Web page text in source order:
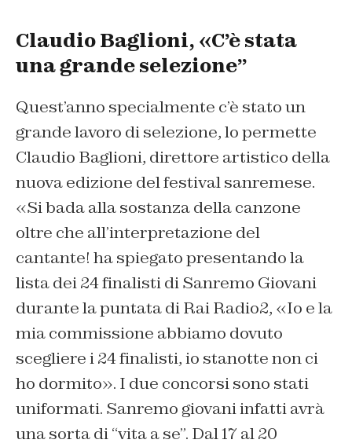
Claudio Baglioni, «C’è stata
una grande selezione”
Quest’anno specialmente c’è stato un
grande lavoro di selezione, lo permette
Claudio Baglioni, direttore artistico della
nuova edizione del festival sanremese.
«Si bada alla sostanza della canzone
oltre che all’interpretazione del
cantante! ha spiegato presentando la
lista dei 24 finalisti di Sanremo Giovani
durante la puntata di Rai Radio2, «Io e la
mia commissione abbiamo dovuto
scegliere i 24 finalisti, io stanotte non ci
ho dormito». I due concorsi sono stati
uniformati. Sanremo giovani infatti avrà
una sorta di “vita a se”. Dal 17 al 20